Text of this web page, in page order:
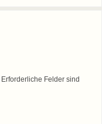
Erforderliche Felder sind